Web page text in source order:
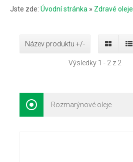
Jste zde: Úvodní stránka » Zdravé oleje
Název produktu +/-
Výsledky 1 - 2 z 2
Rozmarýnové oleje